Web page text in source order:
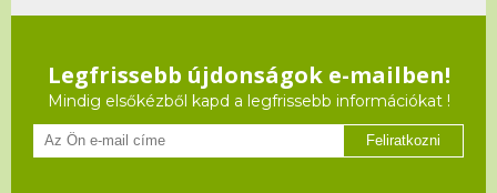
Legfrissebb újdonságok e-mailben!
Mindig elsőkézből kapd a legfrissebb információkat !
Feliratkozni